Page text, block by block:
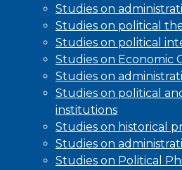
Studies on
Studies on political
Studies on political
Studies on Economic
Studies on
Studies on political
institutions
Studies on historical
Studies on
Studies on Political